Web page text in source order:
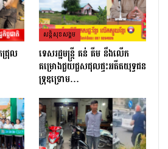
ជ្រុល
សន្តិសុខសង្គម
ទេសរដ្ឋមន្រ្តី គន់ គីម នឹងលើក
គម្រោងជួយជួសជុលផ្ទះអតីតយុទ្ធជន
ទ្រុឌទ្រោម…